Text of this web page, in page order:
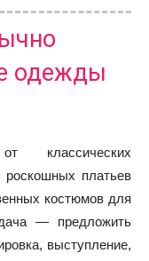
одежды
классических
роскошных платьев
костюмов для
— предложить
выступление,